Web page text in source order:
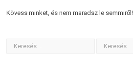
Kövess minket, és nem maradsz le semmiről!